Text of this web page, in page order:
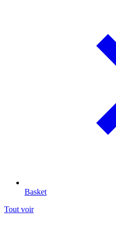
Basket
Tout voir